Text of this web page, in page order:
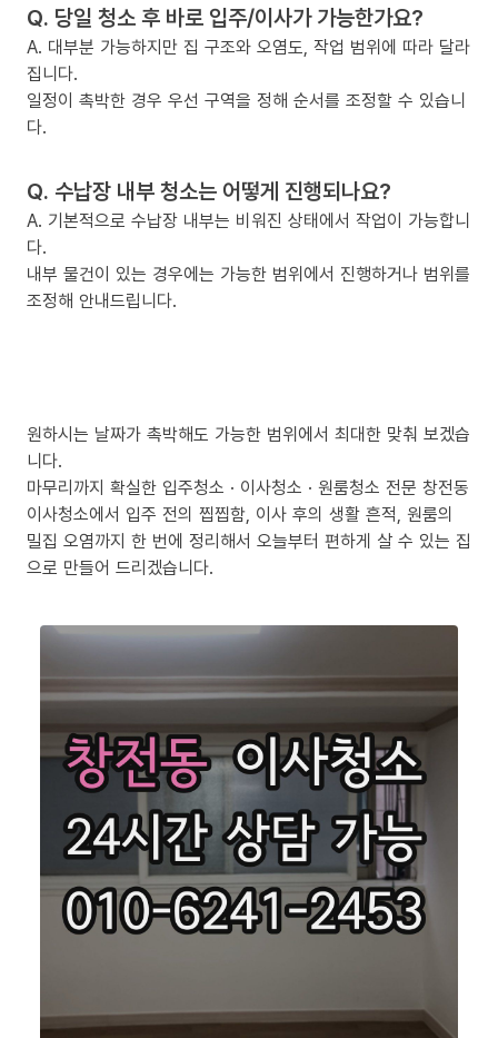
Q. 당일 청소 후 바로 입주/이사가 가능한가요?
A. 대부분 가능하지만 집 구조와 오염도, 작업 범위에 따라 달라
집니다.
일정이 촉박한 경우 우선 구역을 정해 순서를 조정할 수 있습니
다.
Q. 수납장 내부 청소는 어떻게 진행되나요?
A. 기본적으로 수납장 내부는 비워진 상태에서 작업이 가능합니
다.
내부 물건이 있는 경우에는 가능한 범위에서 진행하거나 범위를
조정해 안내드립니다.
원하시는 날짜가 촉박해도 가능한 범위에서 최대한 맞춰 보겠습
니다.
마무리까지 확실한 입주청소 · 이사청소 · 원룸청소 전문 창전동
이사청소에서 입주 전의 찝찝함, 이사 후의 생활 흔적, 원룸의
밀집 오염까지 한 번에 정리해서 오늘부터 편하게 살 수 있는 집
으로 만들어 드리겠습니다.